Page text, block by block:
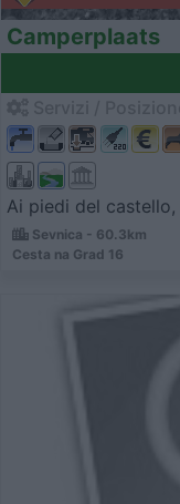
Camperplaats
Ai piedi del
Sevnica - 60.3km
Cesta na Grad 16